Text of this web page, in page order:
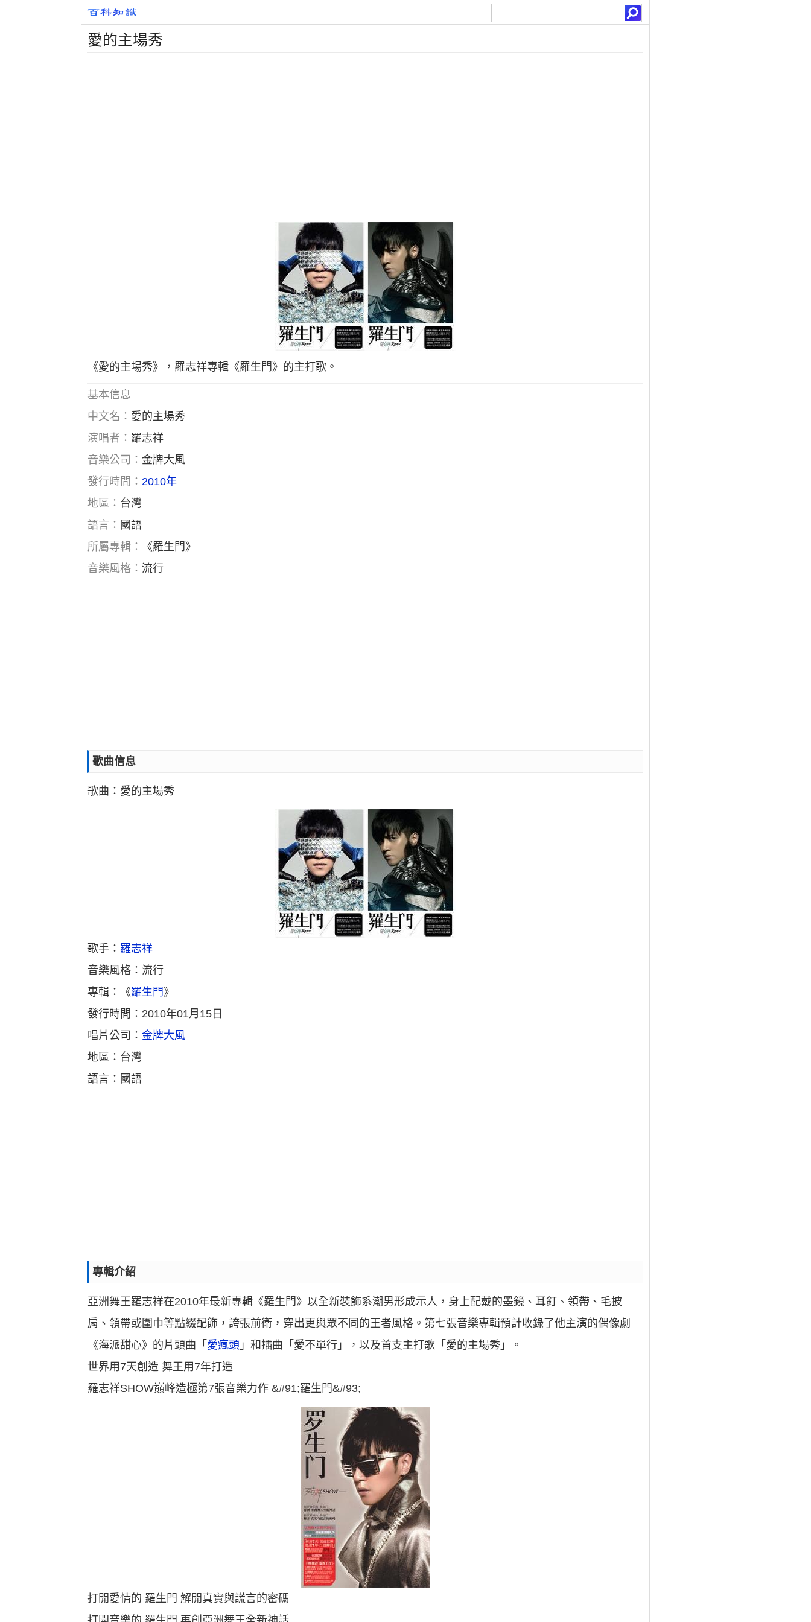
愛的主場秀
《愛的主場秀》，羅志祥專輯《羅生門》的主打歌。
基本信息
中文名： 愛的主場秀
演唱者： 羅志祥
音樂公司：金牌大風
發行時間：2010年
地區： 台灣
語言： 國語
所屬專輯：
《羅生門》
音樂風格： 流行
歌曲信息
歌曲：愛的主場秀
歌手： 羅志祥
音樂風格：流行
專輯：《羅生門 》
發行時間：2010年01月15日
唱片公司：金牌大風
地區：台灣
語言：國語
專輯介紹
亞洲舞王羅志祥在2010年最新專輯《羅生門》以全新裝飾系潮男形成示人，身上配戴的墨鏡、耳釘、領帶、毛披
肩、領帶或圍巾等點綴配飾，誇張前衛，穿出更與眾不同的王者風格。第七張音樂專輯預計收錄了他主演的偶像劇
《海派甜心》的片頭曲「 愛瘋頭 」和插曲「愛不單行」，以及首支主打歌「愛的主場秀」。
世界用7天創造 舞王用7年打造
羅志祥SHOW巔峰造極第7張音樂力作 &#91;羅生門&#93;
打開愛情的 羅生門 解開真實與謊言的密碼